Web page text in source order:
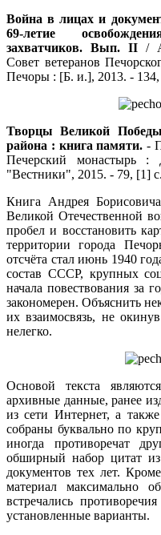
Война в лицах и
69-летие
захватчиков. Вып. II /
Совет ветеранов
Печоры : [Б. и.], 2013. -
Творцы Великой
района : книга памяти. -
Печерский монастырь :
"Вестники", 2015. - 79, [1]
Книга Андрея
Великой Отечественной
пробел и восстановить
территории города
отсчёта стал июнь 1940
состав СССР, крупных
начала повествования за
закономерен. Объяснить
их взаимосвязь, не
нелегко.
Основой текста
архивные данные, ранее
из сети Интернет, а
собраны буквально по
иногда противоречат
обширный набор цитат
документов тех лет.
материал максимально
встречались
установленные варианты.